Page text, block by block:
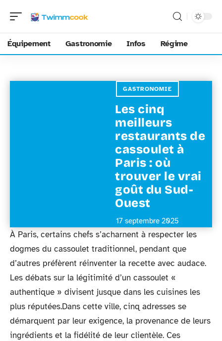
Équipement Gastronomie Infos Régime
GASTRONOMIE
Les cinq
meilleurs
restaurants de
cassoulet à
Paris : où
trouver le vrai
goût du Sud-
Ouest
17 septembre 2025
À Paris, certains chefs s’acharnent à respecter les
dogmes du cassoulet traditionnel, pendant que
d’autres préfèrent réinventer la recette avec audace.
Les débats sur la légitimité d’un cassoulet «
authentique » divisent jusque dans les cuisines les
plus réputées.Dans cette ville, cinq adresses se
démarquent par leur exigence, la provenance de leurs
ingrédients et la fidélité de leur clientèle. Ces